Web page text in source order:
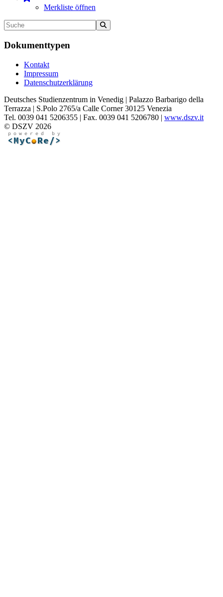
Merkliste öffnen
Dokumenttypen
Kontakt
Impressum
Datenschutzerklärung
Deutsches Studienzentrum in Venedig | Palazzo Barbarigo della
Terrazza | S.Polo 2765/a Calle Corner 30125 Venezia
Tel. 0039 041 5206355 | Fax. 0039 041 5206780 | www.dszv.it
© DSZV 2026